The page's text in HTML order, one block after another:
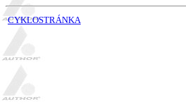
CYKLOSTRÁNKA